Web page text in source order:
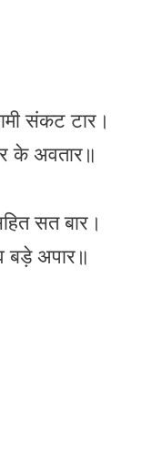
संकट टार।
के अवतार॥
सत बार।
बड़े अपार॥